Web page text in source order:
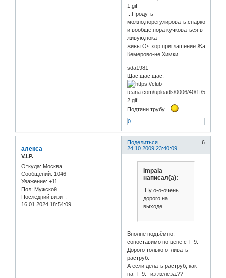
...Продуть
и вообще,пора кучковаться в
живую,пока
живы.Оч.хор.приглашение.Жаль
Кемерово-не Химки...
sda1981
Щас,щас,щас.
Подтяни трубу...
0
Поделиться
6
24.10.2009 23:40:09
алекса
V.I.P.
Откуда: Москва
Сообщений: 1046
Уважение: +11
Пол: Мужской
Последний визит:
16.01.2024 18:54:09
Impala
написал(а):
.Ну о-о-очень
дорого на
выходе.
Вполне подъёмно.
сопоставимо по цене с Т-9.
Дорого только отливать
раструб.
А если делать раструб, как
на Т-9.--из железа.??